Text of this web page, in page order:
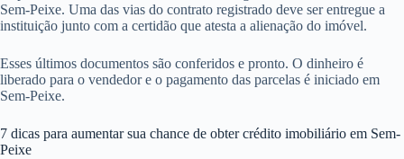
Sem-Peixe. Uma das vias do contrato registrado deve ser entregue a
instituição junto com a certidão que atesta a alienação do imóvel.
Esses últimos documentos são conferidos e pronto. O dinheiro é
liberado para o vendedor e o pagamento das parcelas é iniciado em
Sem-Peixe.
7 dicas para aumentar sua chance de obter crédito imobiliário em Sem-
Peixe